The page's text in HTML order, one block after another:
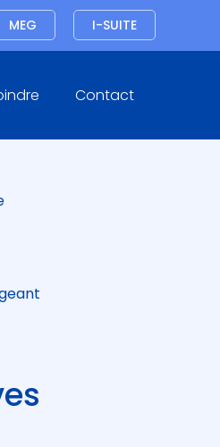
I-SUITE
MEG
Contact